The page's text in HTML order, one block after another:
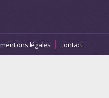
mentions légales contact